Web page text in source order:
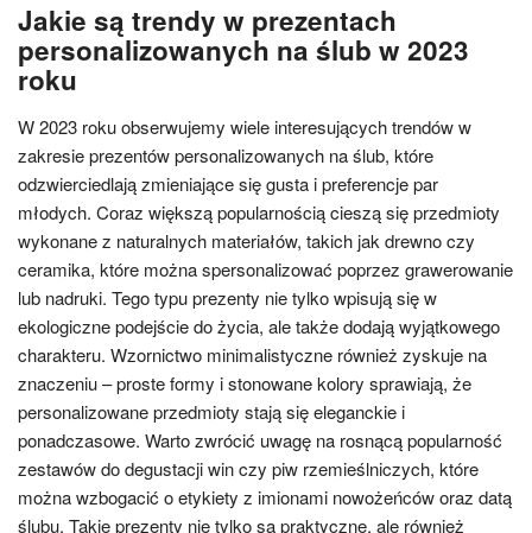
Jakie są trendy w prezentach
personalizowanych na ślub w 2023
roku
W 2023 roku obserwujemy wiele interesujących trendów w
zakresie prezentów personalizowanych na ślub, które
odzwierciedlają zmieniające się gusta i preferencje par
młodych. Coraz większą popularnością cieszą się przedmioty
wykonane z naturalnych materiałów, takich jak drewno czy
ceramika, które można spersonalizować poprzez grawerowanie
lub nadruki. Tego typu prezenty nie tylko wpisują się w
ekologiczne podejście do życia, ale także dodają wyjątkowego
charakteru. Wzornictwo minimalistyczne również zyskuje na
znaczeniu – proste formy i stonowane kolory sprawiają, że
personalizowane przedmioty stają się eleganckie i
ponadczasowe. Warto zwrócić uwagę na rosnącą popularność
zestawów do degustacji win czy piw rzemieślniczych, które
można wzbogacić o etykiety z imionami nowożeńców oraz datą
ślubu. Takie prezenty nie tylko są praktyczne, ale również